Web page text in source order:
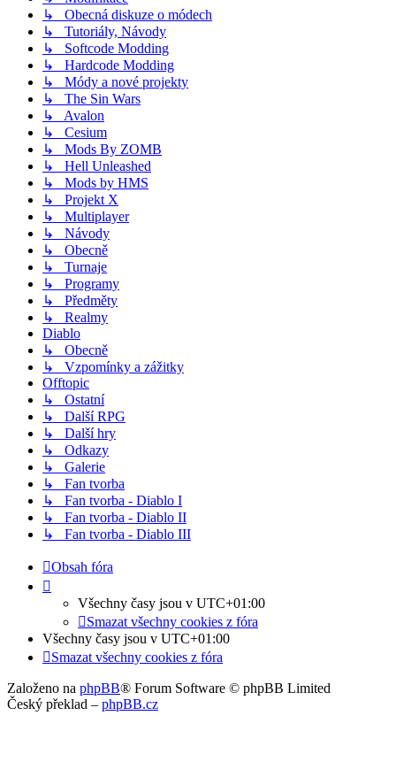
↳ Obecná diskuze o módech
↳ Tutoriály, Návody
↳ Softcode Modding
↳ Hardcode Modding
↳ Módy a nové projekty
↳ The Sin Wars
↳ Avalon
↳ Cesium
↳ Mods By ZOMB
↳ Hell Unleashed
↳ Mods by HMS
↳ Projekt X
↳ Multiplayer
↳ Návody
↳ Obecně
↳ Turnaje
↳ Programy
↳ Předměty
↳ Realmy
Diablo
↳ Obecně
↳ Vzpomínky a zážitky
Offtopic
↳ Ostatní
↳ Další RPG
↳ Další hry
↳ Odkazy
↳ Galerie
↳ Fan tvorba
↳ Fan tvorba - Diablo I
↳ Fan tvorba - Diablo II
↳ Fan tvorba - Diablo III
Obsah fóra
Všechny časy jsou v UTC+01:00
Smazat všechny cookies z fóra
Všechny časy jsou v UTC+01:00
Smazat všechny cookies z fóra
Založeno na phpBB® Forum Software © phpBB Limited
Český překlad – phpBB.cz